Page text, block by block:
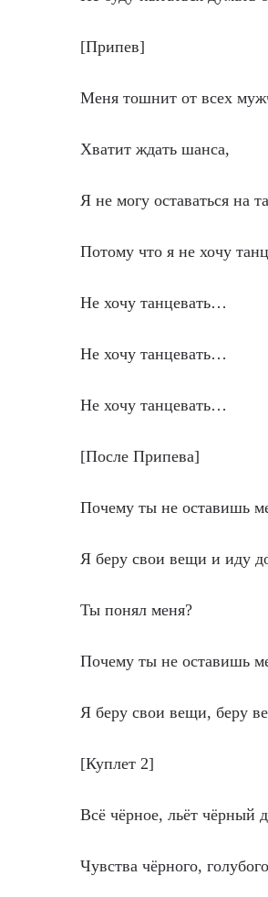
[Припев]
Меня тошнит от всех
Хватит ждать шанса,
Я не могу оставаться на
Потому что я не хочу
Не хочу танцевать…
Не хочу танцевать…
Не хочу танцевать…
[После Припева]
Почему ты не оставишь
Я беру свои вещи и иду
Ты понял меня?
Почему ты не оставишь
Я беру свои вещи, беру
[Куплет 2]
Всё чёрное, льёт чёрный
Чувства чёрного,